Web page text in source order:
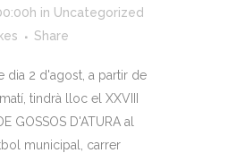
in Uncategorized
Share
dia 2 d'agost, a partir de
tindrà lloc el XXVIII
GOSSOS D'ATURA al
municipal, carrer